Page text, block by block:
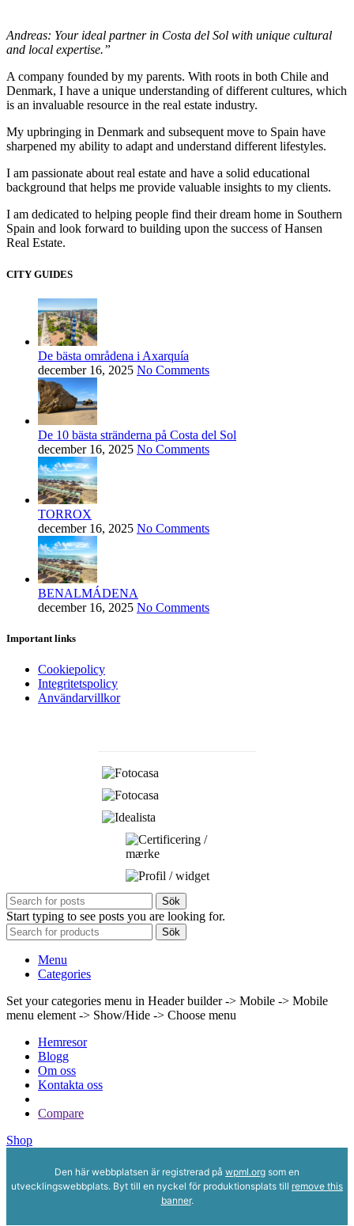
Andreas: Your ideal partner in Costa del Sol with unique cultural
and local expertise.”
A company founded by my parents. With roots in both Chile and
Denmark, I have a unique understanding of different cultures, which
is an invaluable resource in the real estate industry.
My upbringing in Denmark and subsequent move to Spain have
sharpened my ability to adapt and understand different lifestyles.
I am passionate about real estate and have a solid educational
background that helps me provide valuable insights to my clients.
I am dedicated to helping people find their dream home in Southern
Spain and look forward to building upon the success of Hansen
Real Estate.
CITY GUIDES
De bästa områdena i Axarquía
december 16, 2025 No Comments
De 10 bästa stränderna på Costa del Sol
december 16, 2025 No Comments
TORROX
december 16, 2025 No Comments
BENALMÁDENA
december 16, 2025 No Comments
Important links
Cookiepolicy
Integritetspolicy
Användarvillkor
Sök
Start typing to see posts you are looking for.
Sök
Menu
Categories
Set your categories menu in Header builder -> Mobile -> Mobile
menu element -> Show/Hide -> Choose menu
Hemresor
Blogg
Om oss
Kontakta oss
Compare
Shop
Den här webbplatsen är registrerad på wpml.org som en
utvecklingswebbplats. Byt till en nyckel för produktionsplats till remove this
banner.